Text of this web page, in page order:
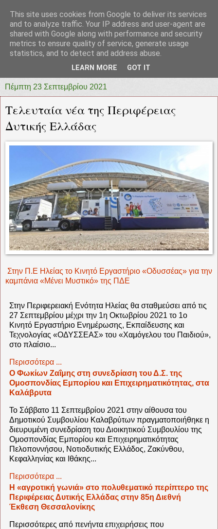
prototypia
"ΠΡΩΤΟΤΥΠΙΑ" * ΑΝΕΞΑΡΤΗΤΗ-ΗΛΕΚΤΡΟΝΙΚΗ-
Πέμπτη 23 Σεπτεμβρίου 2021
Τελευταία νέα της Περιφέρειας
Δυτικής Ελλάδας
Στην Π.Ε Ηλείας το Κινητό Εργαστήριο «Οδυσσέας» για την
καμπάνια «Μένει Μυστικό» της ΠΔΕ
Στην Περιφερειακή Ενότητα Ηλείας θα σταθμεύσει από τις
27 Σεπτεμβρίου μέχρι την 1η Οκτωβρίου 2021 το 1ο
Κινητό Εργαστήριο Ενημέρωσης, Εκπαίδευσης και
Τεχνολογίας «ΟΔΥΣΣΕΑΣ» του «Χαμόγελου του Παιδιού»,
στο πλαίσιο...
Περισσότερα ...
Ο Φωκίων Ζαΐμης στη συνεδρίαση του Δ.Σ. της
Ομοσπονδίας Εμπορίου και Επιχειρηματικότητας, στα
Καλάβρυτα
Το Σάββατο 11 Σεπτεμβρίου 2021 στην αίθουσα του
Δημοτικού Συμβουλίου Καλαβρύτων πραγματοποιήθηκε η
διευρυμένη συνεδρίαση του Διοικητικού Συμβουλίου της
Ομοσπονδίας Εμπορίου και Επιχειρηματικότητας
Πελοποννήσου, Νοτιοδυτικής Ελλάδος, Ζακύνθου,
Κεφαλληνίας και Ιθάκης...
Περισσότερα ...
Η «αγροτική γωνιά» στο πολυθεματικό περίπτερο της
Περιφέρειας Δυτικής Ελλάδας στην 85η Διεθνή
Έκθεση Θεσσαλονίκης
Περισσότερες από πενήντα επιχειρήσεις που
This site uses cookies from Google to deliver its services
and to analyze traffic. Your IP address and user-agent are
shared with Google along with performance and security
metrics to ensure quality of service, generate usage
statistics, and to detect and address abuse.
LEARN MORE GOT IT